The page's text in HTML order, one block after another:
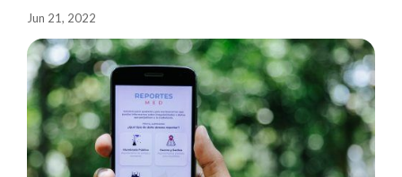
Jun 21, 2022